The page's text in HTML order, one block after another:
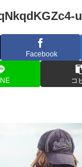
Facebook
コ